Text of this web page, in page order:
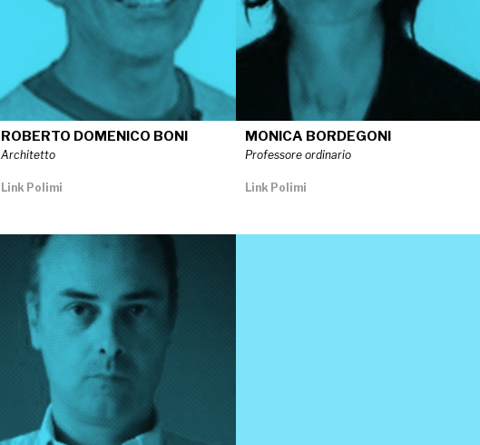
ROBERTO DOMENICO BONI
Architetto
Link Polimi
MONICA BORDEGONI
Professore ordinario
Link Polimi